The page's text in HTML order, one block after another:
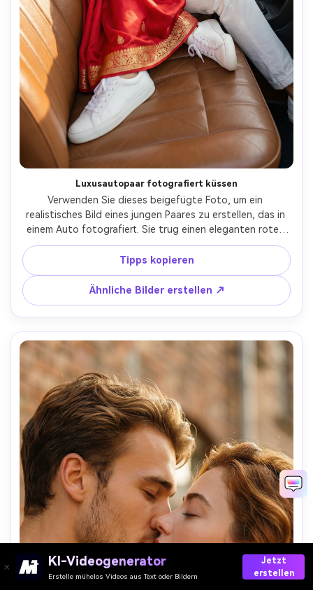
Luxusautopaar fotografiert küssen
Verwenden Sie dieses beigefügte Foto, um ein
realistisches Bild eines jungen Paares zu erstellen, das in
einem Auto fotografiert. Sie trug einen eleganten roten
Sari. Sie scheint auf dem Schoß eines Models zu sitzen,
das ich hochgeladen habe. Sie posiert als professionelles
Model. Sie trug ein Paar weiße Turnschuhe. 100%
identisches Gesichtsmatch in Referenz A trägt eine
himmelgelbe Jacke mit weißem t-Shirt und weißer Hose
darunter
Tipps kopieren
Ähnliche Bilder erstellen ↗
KI-Videogenerator
Erstelle mühelos Videos aus Text oder Bildern
Jetzt
erstellen